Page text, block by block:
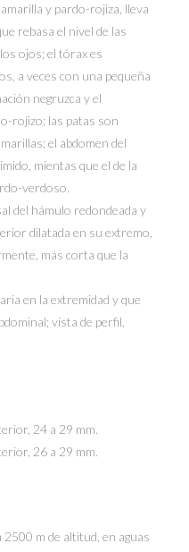
y pardo-rojiza, lleva
rebasa el nivel de las
ojos; el tórax es
a veces con una pequeña
negruzca y el
rojizo; las patas son
el abdomen del
mientas que el de la
verdoso.
del hámulo redondeada y
dilatada en su extremo,
más corta que la
en la extremidad y que
vista de perfil,
24 a 29 mm.
26 a 29 mm.
m de altitud, en aguas